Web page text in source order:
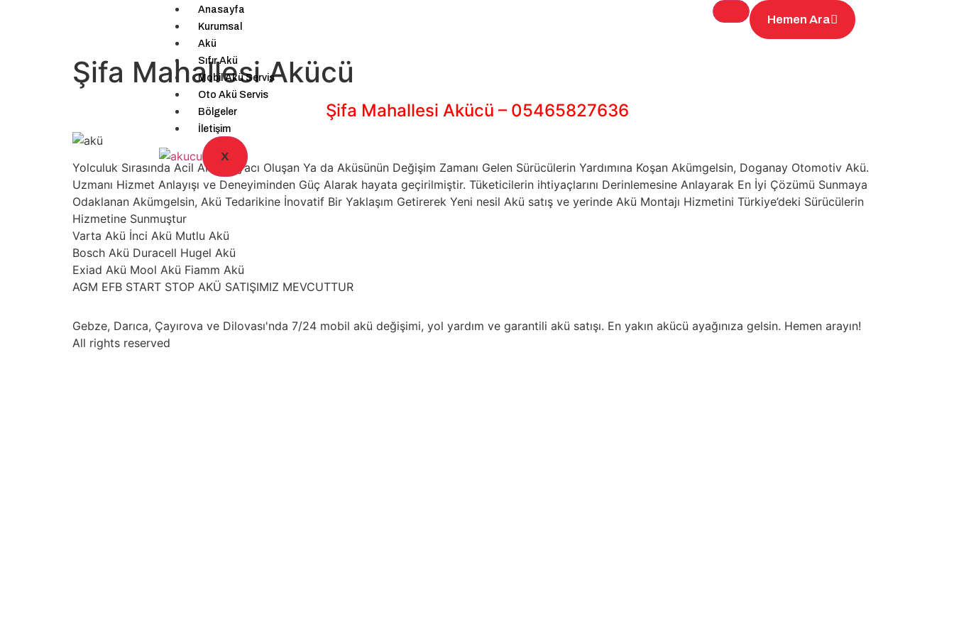
Anasayfa
Kurumsal
Akü
Sıfır Akü
Mobil Akü Servis
Oto Akü Servis
Bölgeler
İletişim
X
Hemen Ara
Şifa Mahallesi Akücü
Şifa Mahallesi Akücü – 05465827636
Yolculuk Sırasında Acil Akü ihtiyacı Oluşan Ya da Aküsünün Değişim Zamanı Gelen Sürücülerin Yardımına Koşan Akümgelsin, Doganay Otomotiv Akü.
Uzmanı Hizmet Anlayışı ve Deneyiminden Güç Alarak hayata geçirilmiştir. Tüketicilerin ihtiyaçlarını Derinlemesine Anlayarak En İyi Çözümü Sunmaya
Odaklanan Akümgelsin, Akü Tedarikine İnovatif Bir Yaklaşım Getirerek Yeni nesil Akü satış ve yerinde Akü Montajı Hizmetini Türkiye’deki Sürücülerin
Hizmetine Sunmuştur
Varta Akü İnci Akü Mutlu Akü
Bosch Akü Duracell Hugel Akü
Exiad Akü Mool Akü Fiamm Akü
AGM EFB START STOP AKÜ SATIŞIMIZ MEVCUTTUR
Gebze, Darıca, Çayırova ve Dilovası'nda 7/24 mobil akü değişimi, yol yardım ve garantili akü satışı. En yakın akücü ayağınıza gelsin. Hemen arayın!
All rights reserved